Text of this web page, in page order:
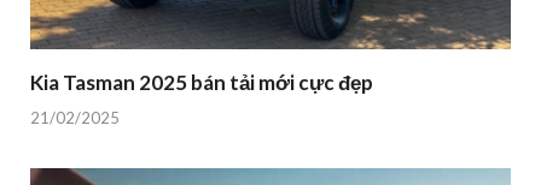
Kia Tasman 2025 bán tải mới cực đẹp
21/02/2025